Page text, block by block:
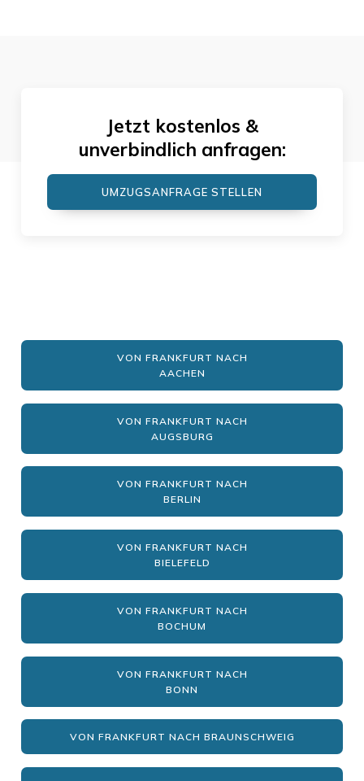
Jetzt kostenlos &
unverbindlich anfragen:
UMZUGSANFRAGE STELLEN
VON FRANKFURT NACH
AACHEN
VON FRANKFURT NACH
AUGSBURG
VON FRANKFURT NACH
BERLIN
VON FRANKFURT NACH
BIELEFELD
VON FRANKFURT NACH
BOCHUM
VON FRANKFURT NACH
BONN
VON FRANKFURT NACH BRAUNSCHWEIG